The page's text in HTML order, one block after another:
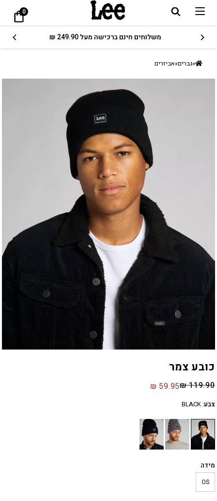
0
משלוחים חינם ברכישה מעל 249.90 ₪
»גברים»אביזרים
כובע צמר
₪119.90
₪ 59.95
צבע:
BLACK
מידה
OS